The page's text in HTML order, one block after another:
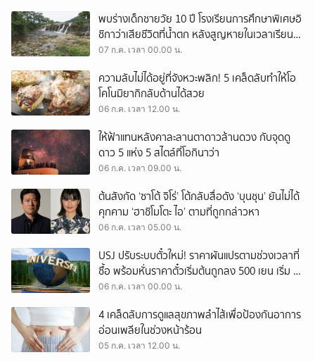
พบร่างเด็กชายวัย 10 ปี โรงเรียนการศึกษาพิเศษอิ
ชิกาว่าเสียชีวิตที่น้ำตก หลังสูญหายในเวลาเรียน
ตร.เร่งสืบปมคดี-อุบัติเหตุ
07 ก.ค. เวลา 00.00 น.
ความลับไม่ได้อยู่ที่จังหวะพลิก! 5 เคล็ดลับทำให้โอ
โคโนมิยากิกลับด้านได้สวย
06 ก.ค. เวลา 12.00 น.
ให้ฟ้าแทนหลังคาละลานตาดาวล้านดวง กับจุดดู
ดาว 5 แห่ง 5 สไตล์ที่โอกินาว่า
06 ก.ค. เวลา 09.00 น.
ต้นสังกัด ‘ซาโต้ จิโร่’ โต้กลับสื่อดัง ‘บุนชุน’ ยันไม่ได้
คุกคาม ‘ฮาชิโมโตะ ไอ’ ตามที่ถูกกล่าวหา
06 ก.ค. เวลา 05.00 น.
USJ ปรับระบบตั๋วใหม่! ราคาผันแปรตามช่วงเวลาที่
ซื้อ พร้อมหั่นราคาตั๋วเริ่มต้นถูกลง 500 เยน เริ่ม 1
ก.ย.
06 ก.ค. เวลา 00.00 น.
4 เคล็ดลับการดูแลสุขภาพลำไส้เพื่อป้องกันอาการ
อ่อนเพลียในช่วงหน้าร้อน
05 ก.ค. เวลา 12.00 น.